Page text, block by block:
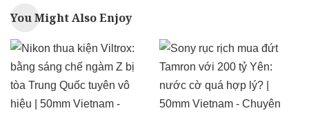
You Might Also Enjoy